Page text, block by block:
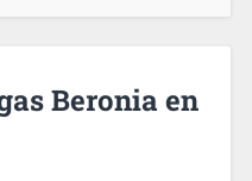
Beronia en